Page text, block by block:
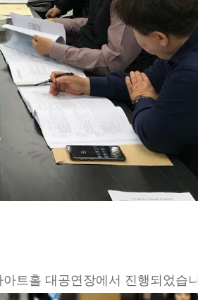
트홀 대공연장에서 진행되었습